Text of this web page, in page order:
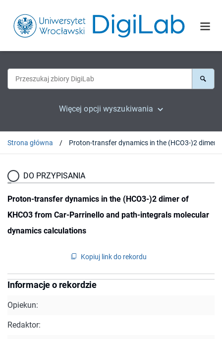
Więcej opcji wyszukiwania
Strona główna
DO PRZYPISANIA
Proton-transfer dynamics in the (HCO3-)2 dimer of
KHCO3 from Car-Parrinello and path-integrals molecular
dynamics calculations
Kopiuj link do rekordu
Informacje o rekordzie
Opiekun:
Redaktor: